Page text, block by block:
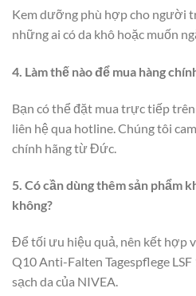
Kem dưỡng phù hợp cho người
những ai có da khô hoặc muốn
4. Làm thế nào để mua hàng
Bạn có thể đặt mua trực tiếp
liên hệ qua hotline. Chúng tôi
chính hãng từ Đức.
5. Có cần dùng thêm sản phẩm
không?
Để tối ưu hiệu quả, nên kết hợp
Q10 Anti-Falten Tagespflege LSF
sạch da của NIVEA.